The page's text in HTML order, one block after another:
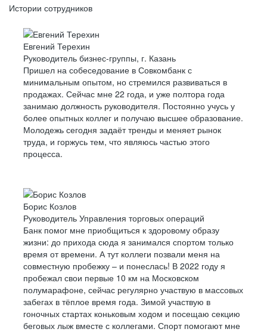
Истории сотрудников
Евгений Терехин
Руководитель бизнес-группы, г. Казань
Пришел на собеседование в Совкомбанк с
минимальным опытом, но стремился развиваться в
продажах. Сейчас мне 22 года, и уже полтора года
занимаю должность руководителя. Постоянно учусь у
более опытных коллег и получаю высшее образование.
Молодежь сегодня задаёт тренды и меняет рынок
труда, и горжусь тем, что являюсь частью этого
процесса.
Борис Козлов
Руководитель Управления торговых операций
Банк помог мне приобщиться к здоровому образу
жизни: до прихода сюда я занимался спортом только
время от времени. А тут коллеги позвали меня на
совместную пробежку – и понеслась! В 2022 году я
пробежал свои первые 10 км на Московском
полумарафоне, сейчас регулярно участвую в массовых
забегах в тёплое время года. Зимой участвую в
гоночных стартах коньковым ходом и посещаю секцию
беговых лыж вместе с коллегами. Спорт помогают мне